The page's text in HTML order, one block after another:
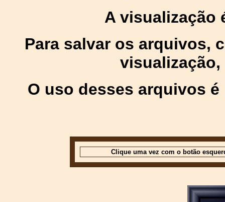
A visualização
Para salvar os arquivos,
O uso desses arquivos
Clique uma vez com o botão